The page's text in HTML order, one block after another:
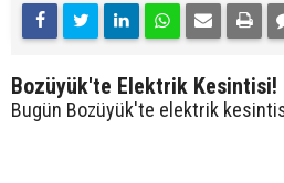
Bozüyük'te Elektrik Kesintisi!
Bugün Bozüyük'te elektrik